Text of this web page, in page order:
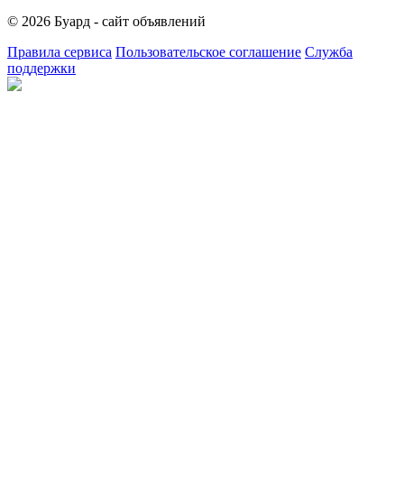
© 2026 Буард - сайт объявлений
Правила сервиса Пользовательское соглашение Служба
поддержки